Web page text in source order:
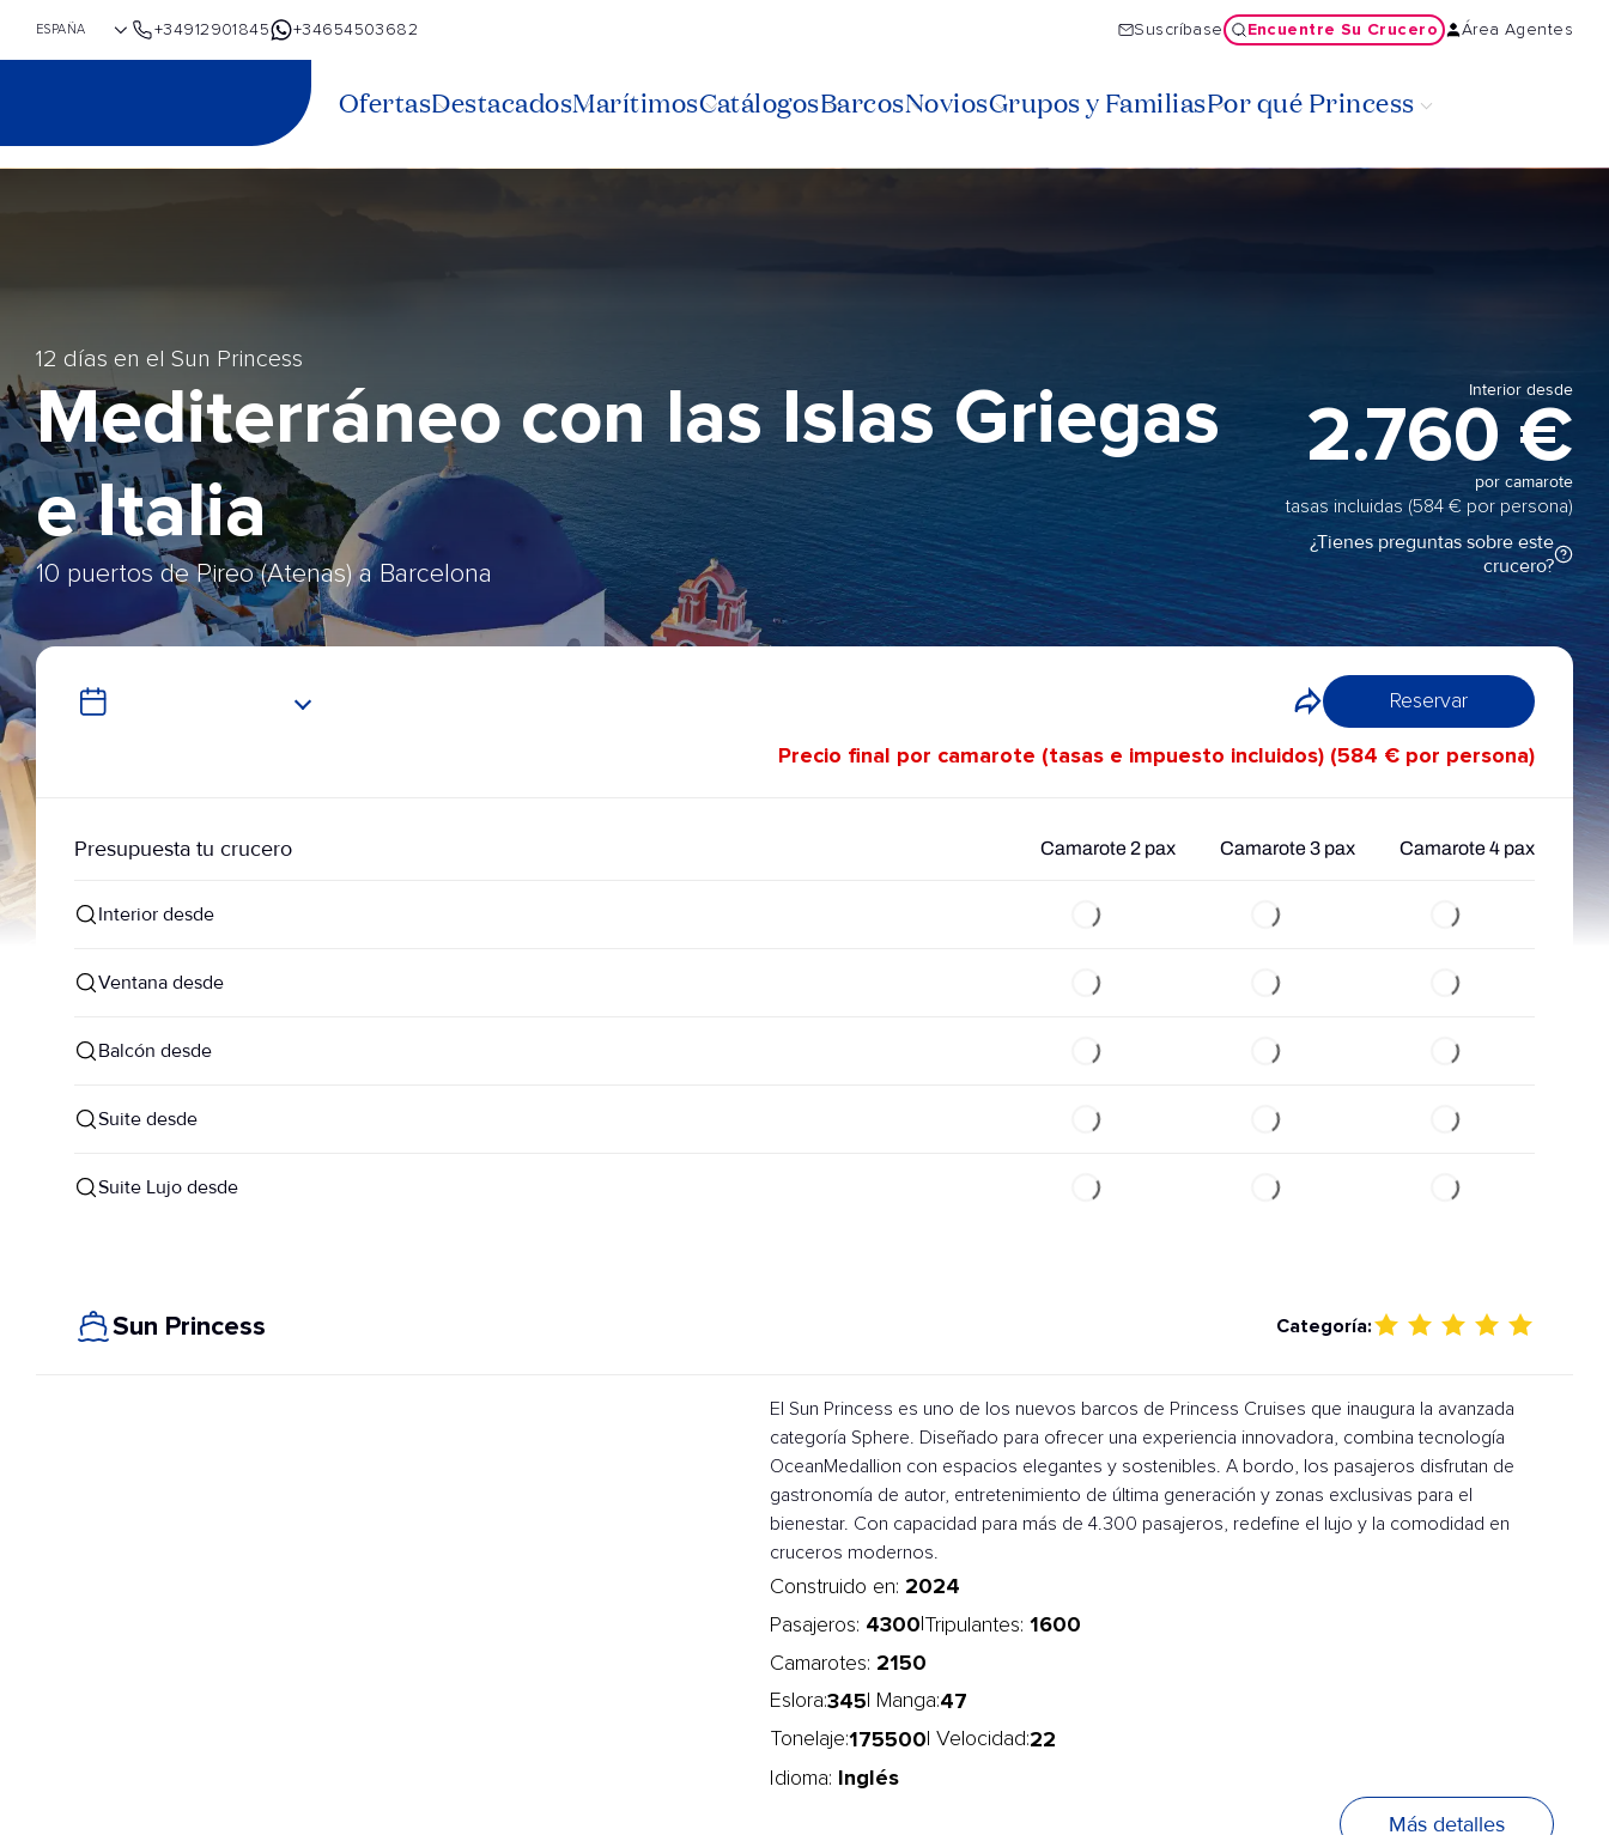
+34912901845 +34654503682 Suscríbase Encuentre Su Crucero Área Agentes
OfertasDestacadosMarítimosCatálogosBarcosNoviosGrupos y FamiliasPor qué Princess
12 días en el Sun Princess
Mediterráneo con las Islas Griegas
e Italia
10 puertos de Pireo (Atenas) a Barcelona
Interior desde
2.760 €
por camarote
tasas incluidas (584 € por persona)
¿Tienes preguntas sobre este
crucero?
Reservar
Precio final por camarote (tasas e impuesto incluidos) (584 € por persona)
Presupuesta tu crucero Camarote 2 pax Camarote 3 pax Camarote 4 pax
Interior desde
Ventana desde
Balcón desde
Suite desde
Suite Lujo desde
Sun Princess Categoría:
El Sun Princess es uno de los nuevos barcos de Princess Cruises que inaugura la avanzada
categoría Sphere. Diseñado para ofrecer una experiencia innovadora, combina tecnología
OceanMedallion con espacios elegantes y sostenibles. A bordo, los pasajeros disfrutan de
gastronomía de autor, entretenimiento de última generación y zonas exclusivas para el
bienestar. Con capacidad para más de 4.300 pasajeros, redefine el lujo y la comodidad en
cruceros modernos.
Construido en: 2024
Pasajeros: 4300 Tripulantes: 1600
Camarotes: 2150
Eslora:345 | Manga:47
Tonelaje:175500 | Velocidad:22
Idioma: Inglés
Más detalles